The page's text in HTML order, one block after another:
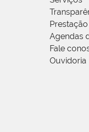
Agendas
Fale
Ouvidoria